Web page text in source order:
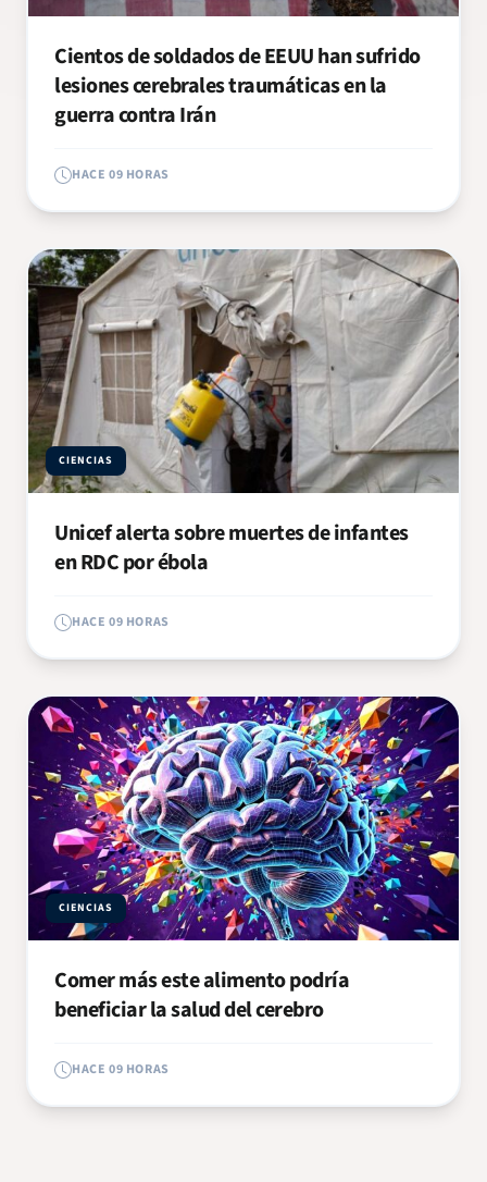
Cientos de soldados de EEUU han sufrido
lesiones cerebrales traumáticas en la
guerra contra Irán
HACE 09 HORAS
CIENCIAS
Unicef alerta sobre muertes de infantes
en RDC por ébola
HACE 09 HORAS
CIENCIAS
Comer más este alimento podría
beneficiar la salud del cerebro
HACE 09 HORAS